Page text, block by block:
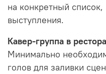
на конкретный
выступления.
Кавер-группа в
Минимально
голов для заливки